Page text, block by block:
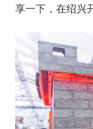
享一下，在绍兴